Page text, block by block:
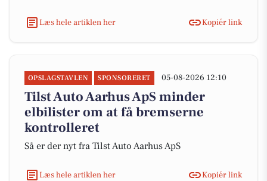
Læs hele artiklen her Kopiér link
OPSLAGSTAVLEN SPONSORERET 05-08-2026 12:10
Tilst Auto Aarhus ApS minder
elbilister om at få bremserne
kontrolleret
Så er der nyt fra Tilst Auto Aarhus ApS
Læs hele artiklen her Kopiér link